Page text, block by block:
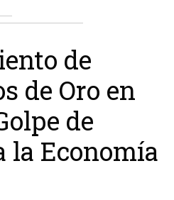
de
de Oro en
de
la Economía